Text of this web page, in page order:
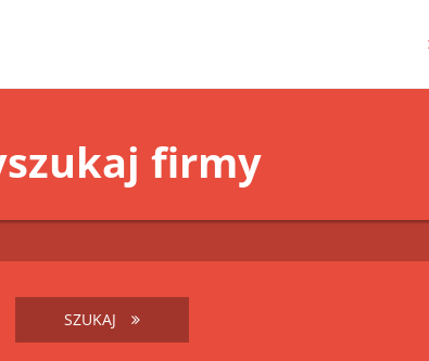
firmy
SZUKAJ